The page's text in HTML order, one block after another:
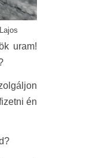
uram!
én